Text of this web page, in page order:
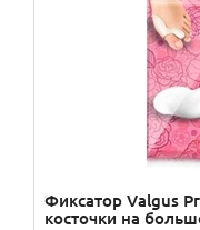
Фиксатор Valgus
косточки на